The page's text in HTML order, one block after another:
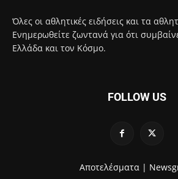
Όλες οι αθλητικές ειδήσεις και τα
Ενημερωθείτε ζωντανά για ότι
Ελλάδα και τον Κόσμο.
FOLLOW US
Αποτελέσματα |